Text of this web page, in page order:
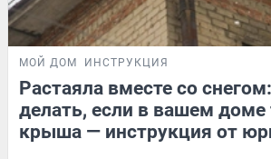
МОЙ ДОМ ИНСТРУКЦИЯ
Растаяла вместе со
делать, если в вашем доме
крыша — инструкция от